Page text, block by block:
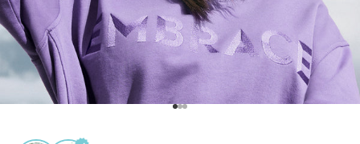
Gehe zu Element 1
Gehe zu Element 2
Gehe zu Element 3